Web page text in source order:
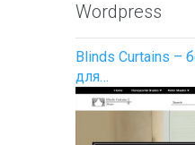
Wordpress
Blinds Curtains –
для…